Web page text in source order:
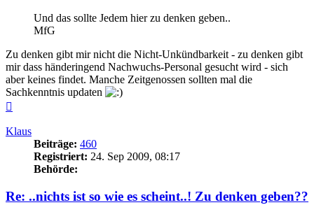
Und das sollte Jedem hier zu denken geben..
MfG
Zu denken gibt mir nicht die Nicht-Unkündbarkeit - zu denken gibt
mir dass händeringend Nachwuchs-Personal gesucht wird - sich
aber keines findet. Manche Zeitgenossen sollten mal die
Sachkenntnis updaten
Klaus
Beiträge: 460
Registriert: 24. Sep 2009, 08:17
Behörde:
Re: ..nichts ist so wie es scheint..! Zu denken geben??